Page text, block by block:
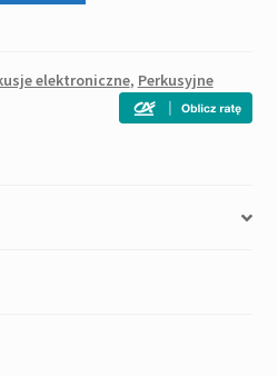
elektroniczne, Perkusyjne